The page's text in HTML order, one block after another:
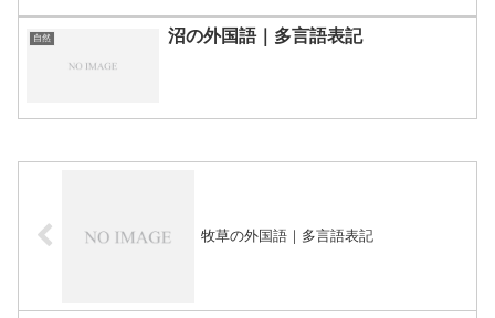
自然 沼の外国語｜多言語表記
牧草の外国語｜多言語表記